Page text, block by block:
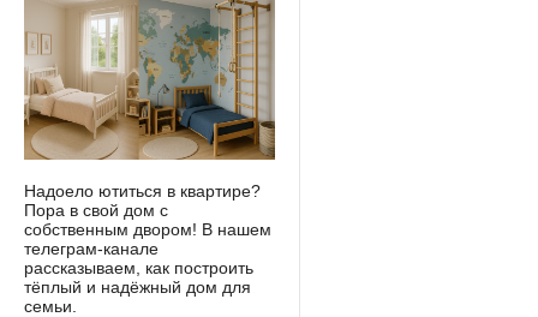
Надоело ютиться в квартире?
Пора в свой дом с
собственным двором! В нашем
телеграм-канале
рассказываем, как построить
тёплый и надёжный дом для
семьи.